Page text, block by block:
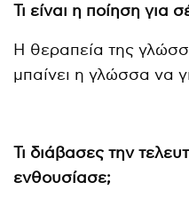
Τι είναι η ποίηση για
Η θεραπεία της
μπαίνει η γλώσσα να
Τι διάβασες την
ενθουσίασε;